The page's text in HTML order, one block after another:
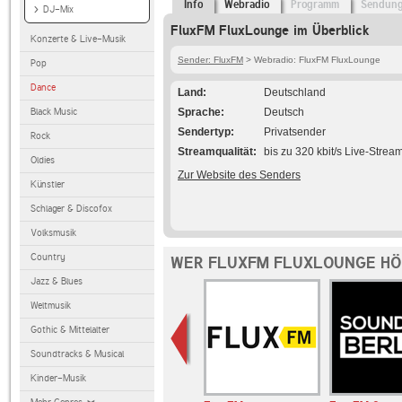
DJ-Mix
Konzerte & Live-Musik
Pop
Dance
Black Music
Rock
Oldies
Künstler
Schlager & Discofox
Volksmusik
Country
Jazz & Blues
Weltmusik
Gothic & Mittelalter
Soundtracks & Musical
Kinder-Musik
Info Webradio Programm
FluxFM FluxLounge im Überblick
Sender: FluxFM > Webradio: FluxFM FluxLounge
Land
Deutschland
Sprache
Deutsch
Sendertyp
Privatsender
Streamqualität
bis zu 320 kbit/s Live-
Zur Website des Senders
WER FLUXFM FLUXLOUNGE